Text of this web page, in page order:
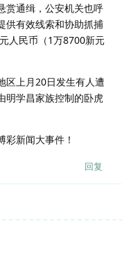
赏通缉，公安机关也呼
供有效线索和协助抓捕
人民币（1万8700新元
区上月20日发生有人遭
明学昌家族控制的卧虎
新闻大事件！
回复